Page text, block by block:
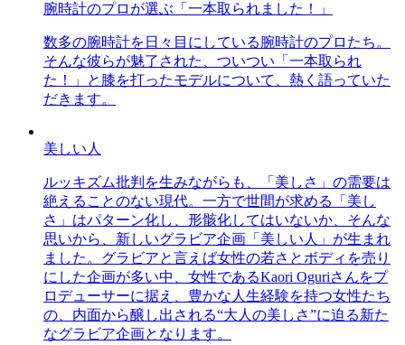
腕時計のプロが選ぶ「一本取られました！」
数多の腕時計を日々目にしている腕時計のプロたち。
そんな彼らが魅了された、ついつい「一本取られ
た！」と膝を打ったモデルについて、熱く語っていた
だきます。
美しい人
ルッキズム批判を生みながらも、「美しさ」の需要は
絶えることのない現代。一方で世間が求める「美し
さ」はパターン化し、形骸化してはいないか、そんな
思いから、新しいグラビア企画「美しい人」が生まれ
ました。グラビアと言えば女性の若さとボディを売り
にした企画が多い中、女性であるKaori Oguriさんをプ
ロデューサーに据え、豊かな人生経験を持つ女性たち
の、内面から醸し出される“大人の美しさ”に迫る新た
なグラビア企画となります。